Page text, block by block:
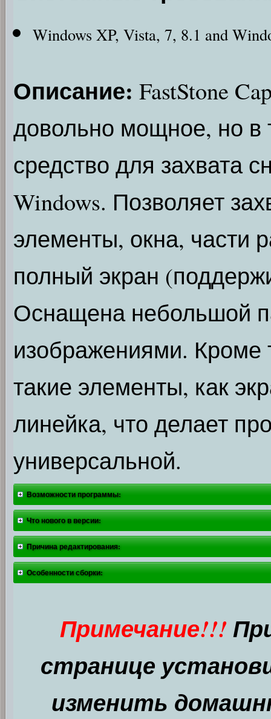
Windows XP, Vista, 7, 8.1 and
Описание: FastStone
довольно мощное, но в
средство для захвата
Windows. Позволяет
элементы, окна, части
полный экран
Оснащена небольшой
изображениями. Кроме
такие элементы, как
линейка, что делает
универсальной.
Возможности программы:
Что нового в версии:
Причина редактирования:
Особенности сборки:
Примечание!!!
странице
изменить